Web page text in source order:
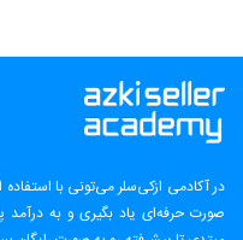
در آکادمی ازکی‌سلر می‌تونی با
صورت حرفه‌ای یاد بگیری و به